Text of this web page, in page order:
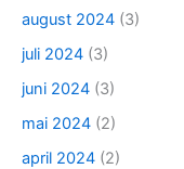
august 2024 (3)
juli 2024 (3)
juni 2024 (3)
mai 2024 (2)
april 2024 (2)